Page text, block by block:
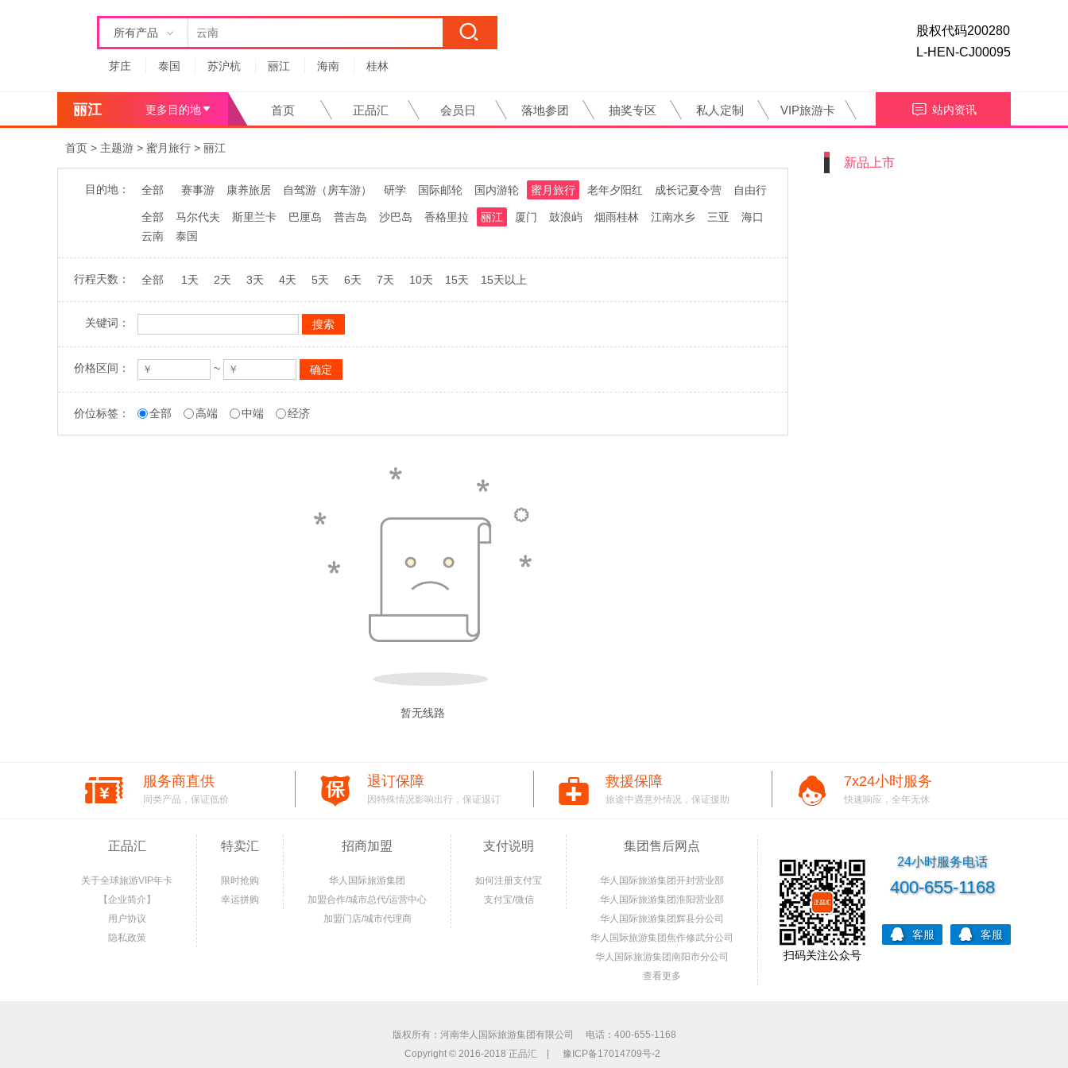
所有产品
芽庄 泰国 苏沪杭 丽江 海南 桂林
股权代码200280
L-HEN-CJ00095
更多目的地
丽江 首页 正品汇 会员日 落地参团 抽奖专区 私人定制 VIP旅游卡 站内资讯
首页 > 主题游 > 蜜月旅行 > 丽江
目的地： 全部 赛事游 康养旅居 自驾游（房车游） 研学 国际邮轮 国内游轮 蜜月旅行 老年夕阳红 成长记夏令营 自由行
全部 马尔代夫 斯里兰卡 巴厘岛 普吉岛 沙巴岛 香格里拉 丽江 厦门 鼓浪屿 烟雨桂林 江南水乡 三亚
海口
云南
泰国
行程天数： 全部 1天 2天 3天 4天 5天 6天 7天 10天 15天 15天以上
关键词：
价格区间： ~
价位标签： 全部 高端 中端 经济
暂无线路
新品上市
服务商直供
同类产品，保证低价
退订保障
因特殊情况影响出行，保证退订
救援保障
旅途中遇意外情况，保证援助
7x24小时服务
快速响应，全年无休
正品汇
关于全球旅游VIP年卡
【企业简介】
用户协议
隐私政策
特卖汇
限时抢购
幸运拼购
招商加盟
华人国际旅游集团
加盟合作/城市总代/运营中心
加盟门店/城市代理商
支付说明
如何注册支付宝
支付宝/微信
集团售后网点
华人国际旅游集团开封营业部
华人国际旅游集团淮阳营业部
华人国际旅游集团辉县分公司
华人国际旅游集团焦作修武分公司
华人国际旅游集团南阳市分公司
查看更多
扫码关注公众号
24小时服务电话
400-655-1168
客服 客服
版权所有：河南华人国际旅游集团有限公司 电话：400-655-1168
Copyright © 2016-2018 正品汇 |
豫ICP备17014709号-2